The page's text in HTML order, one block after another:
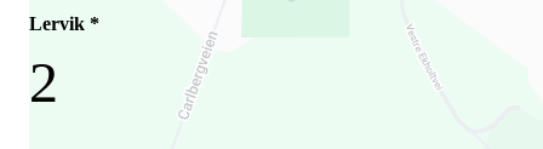
Lervik *
2